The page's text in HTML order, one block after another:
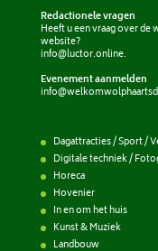
Redactionele vragen
Heeft u een vraag over
website?
info@luctor.online.
Evenement aanmelden
Dagattracties / Sport /
Digitale techniek /
Horeca
Hovenier
In en om het huis
Kunst & Muziek
Landbouw